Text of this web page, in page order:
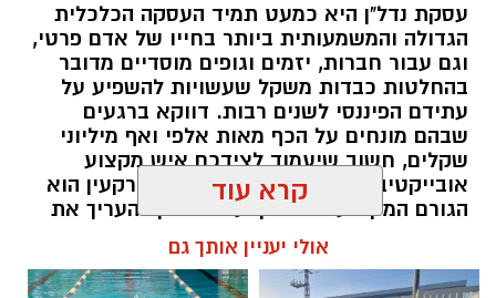
עסקת נדל"ן היא כמעט תמיד העסקה הכלכלית
הגדולה והמשמעותית ביותר בחייו של אדם פרטי,
וגם עבור חברות, יזמים וגופים מוסדיים מדובר
בהחלטות כבדות משקל שעשויות להשפיע על
עתידם הפיננסי לשנים רבות. דווקא ברגעים
שבהם מונחים על הכף מאות אלפי ואף מיליוני
שקלים, חשוב שיעמוד לצידכם איש מקצוע
אובייקטיבי, מוסמך ומנוסה. שמאי מקרקעין הוא
הגורם המקצועי המוסמך על פי חוק להעריך את
שווי של נכסי מקרקעין, והוא זה שמעניק לכם את
הביטחון לקבל החלטות מבוססות, שקולות
ובטוחות.
קרא עוד
אולי יעניין אותך גם